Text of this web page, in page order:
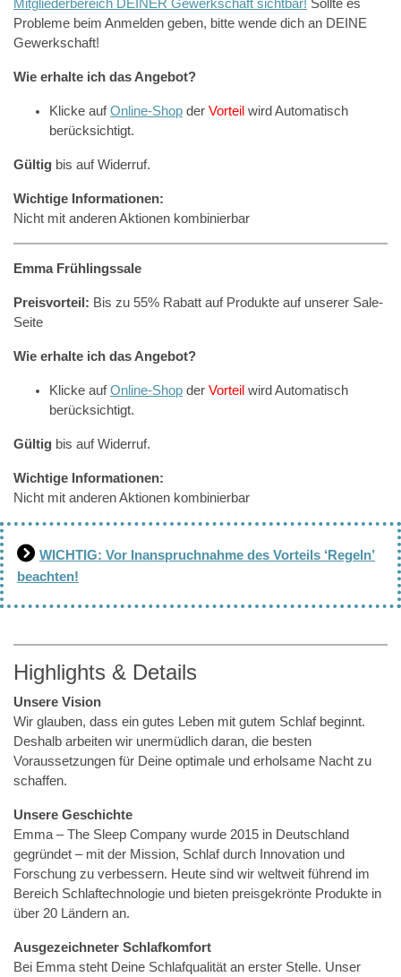
Mitgliederbereich DEINER Gewerkschaft sichtbar! Sollte es
Probleme beim Anmelden geben, bitte wende dich an DEINE
Gewerkschaft!
Wie erhalte ich das Angebot?
Klicke aufOnline-Shop der Vorteil wird Automatisch
berücksichtigt.
Gültig bis auf Widerruf.
Wichtige Informationen:
Nicht mit anderen Aktionen kombinierbar
Emma Frühlingssale
Preisvorteil: Bis zu 55% Rabatt auf Produkte auf unserer Sale-
Seite
Wie erhalte ich das Angebot?
Klicke aufOnline-Shop der Vorteil wird Automatisch
berücksichtigt.
Gültig bis auf Widerruf.
Wichtige Informationen:
Nicht mit anderen Aktionen kombinierbar
WICHTIG: Vor Inanspruchnahme des Vorteils ‘Regeln’
beachten!
Highlights & Details
Unsere Vision
Wir glauben, dass ein gutes Leben mit gutem Schlaf beginnt.
Deshalb arbeiten wir unermüdlich daran, die besten
Voraussetzungen für Deine optimale und erholsame Nacht zu
schaffen.
Unsere Geschichte
Emma – The Sleep Company wurde 2015 in Deutschland
gegründet – mit der Mission, Schlaf durch Innovation und
Forschung zu verbessern. Heute sind wir weltweit führend im
Bereich Schlaftechnologie und bieten preisgekrönte Produkte in
über 20 Ländern an.
Ausgezeichneter Schlafkomfort
Bei Emma steht Deine Schlafqualität an erster Stelle. Unser